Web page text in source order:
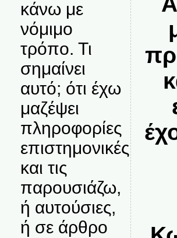
κάνω με
νόμιμο
τρόπο. Τι
σημαίνει
αυτό; ότι έχω
μαζέψει
πληροφορίες
επιστημονικές
και τις
παρουσιάζω,
ή αυτούσιες,
ή σε άρθρο